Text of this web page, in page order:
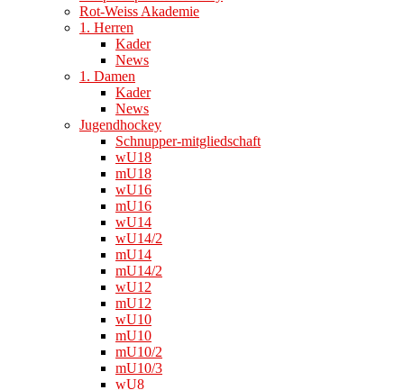
Rot-Weiss Akademie
1. Herren
Kader
News
1. Damen
Kader
News
Jugendhockey
Schnupper-mitgliedschaft
wU18
mU18
wU16
mU16
wU14
wU14/2
mU14
mU14/2
wU12
mU12
wU10
mU10
mU10/2
mU10/3
wU8